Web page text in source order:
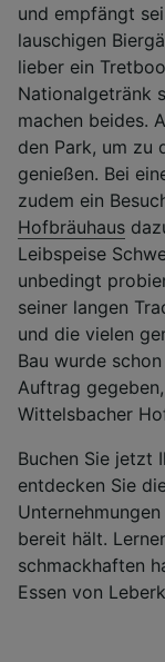
und empfängt
lauschigen
lieber ein
Nationalgetränk
machen beides.
den Park, um zu
genießen. Bei
zudem ein
Hofbräuhaus
Leibspeise
unbedingt
seiner langen
und die vielen
Bau wurde
Auftrag
Wittelsbacher
Buchen Sie jetzt
entdecken Sie
bereit hält.
schmackhaften
Essen von